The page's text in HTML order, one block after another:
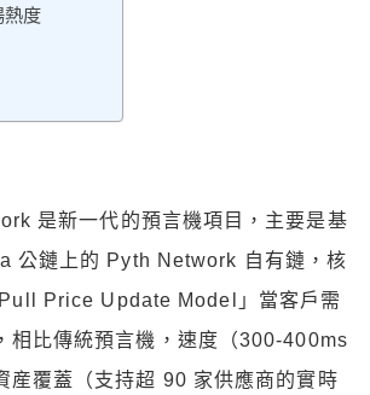
熱度
是新一代的預言機項目，主要是基
公鏈上的 Pyth Network 自有鏈，核
Price Update Model」當客戶需
相比傳統預言機，速度（300-400ms
産覆蓋（支持超 90 家供應商的實時